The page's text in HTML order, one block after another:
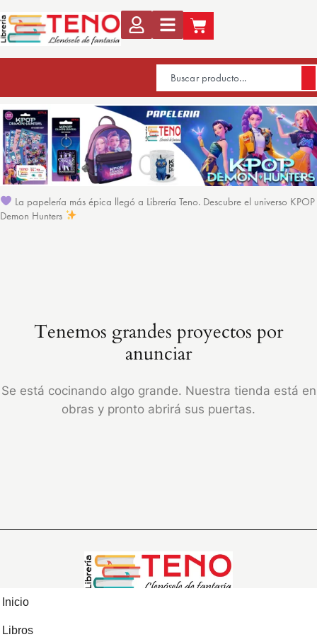
La papelería más épica llegó a Librería Teno. Descubre el universo KPOP
Demon Hunters
Tenemos grandes proyectos por
anunciar
Se está cocinando algo grande. Nuestra tienda está en
obras y pronto abrirá sus puertas.
Inicio
Libros